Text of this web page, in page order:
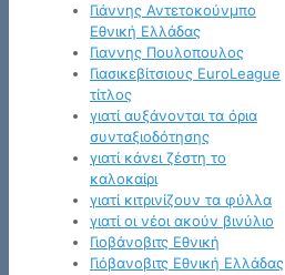
Γιάννης Αντετοκούνμπο
Εθνική Ελλάδας
Γιαννης Πουλοπουλος
Γιασικεβίτσιους EuroLeague
τίτλος
γιατί αυξάνονται τα όρια
συνταξιοδότησης
γιατί κάνει ζέστη το
καλοκαίρι
γιατί κιτρινίζουν τα φύλλα
γιατί οι νέοι ακούν βινύλιο
Γιοβάνοβιτς Εθνική
Γιόβανοβιτς Εθνική Ελλάδας